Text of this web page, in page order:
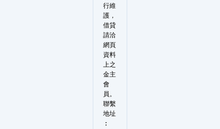
行維
護，
借貸
請洽
網頁
資料
上之
金主
會
員。
聯繫
地址
︰